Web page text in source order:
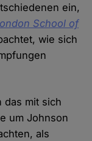
ein,
School of
wie sich
das mit sich
um Johnson
als